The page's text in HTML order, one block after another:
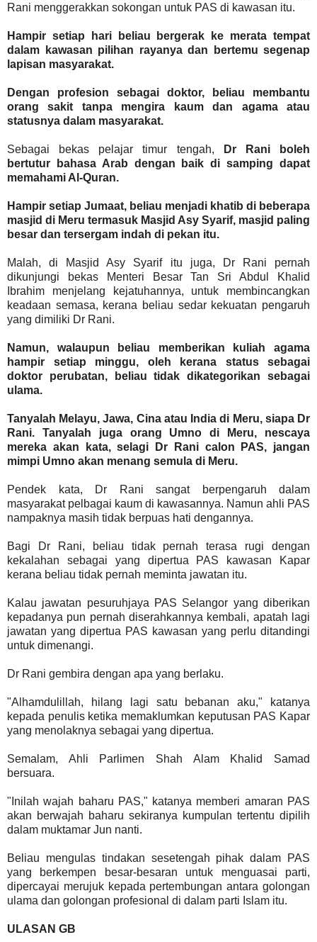
Rani menggerakkan sokongan untuk PAS di kawasan itu.
Hampir setiap hari beliau bergerak ke merata tempat
dalam kawasan pilihan rayanya dan bertemu segenap
lapisan masyarakat.
Dengan profesion sebagai doktor, beliau membantu
orang sakit tanpa mengira kaum dan agama atau
statusnya dalam masyarakat.
Sebagai bekas pelajar timur tengah,
Dr Rani boleh
bertutur bahasa Arab dengan baik di samping dapat
memahami Al-Quran.
Hampir setiap Jumaat, beliau menjadi khatib di beberapa
masjid di Meru termasuk Masjid Asy Syarif, masjid paling
besar dan tersergam indah di pekan itu.
Malah, di Masjid Asy Syarif itu juga, Dr Rani pernah
dikunjungi bekas Menteri Besar Tan Sri Abdul Khalid
Ibrahim menjelang kejatuhannya, untuk membincangkan
keadaan semasa, kerana beliau sedar kekuatan pengaruh
yang dimiliki Dr Rani.
Namun, walaupun beliau memberikan kuliah agama
hampir setiap minggu, oleh kerana status sebagai
doktor perubatan, beliau tidak dikategorikan sebagai
ulama.
Tanyalah Melayu, Jawa, Cina atau India di Meru, siapa Dr
Rani. Tanyalah juga orang Umno di Meru, nescaya
mereka akan kata, selagi Dr Rani calon PAS, jangan
mimpi Umno akan menang semula di Meru.
Pendek kata, Dr Rani sangat berpengaruh dalam
masyarakat pelbagai kaum di kawasannya. Namun ahli PAS
nampaknya masih tidak berpuas hati dengannya.
Bagi Dr Rani, beliau tidak pernah terasa rugi dengan
kekalahan sebagai yang dipertua PAS kawasan Kapar
kerana beliau tidak pernah meminta jawatan itu.
Kalau jawatan pesuruhjaya PAS Selangor yang diberikan
kepadanya pun pernah diserahkannya kembali, apatah lagi
jawatan yang dipertua PAS kawasan yang perlu ditandingi
untuk dimenangi.
Dr Rani gembira dengan apa yang berlaku.
"Alhamdulillah, hilang lagi satu bebanan aku," katanya
kepada penulis ketika memaklumkan keputusan PAS Kapar
yang menolaknya sebagai yang dipertua.
Semalam, Ahli Parlimen Shah Alam Khalid Samad
bersuara.
"Inilah wajah baharu PAS," katanya memberi amaran PAS
akan berwajah baharu sekiranya kumpulan tertentu dipilih
dalam muktamar Jun nanti.
Beliau mengulas tindakan sesetengah pihak dalam PAS
yang berkempen besar-besaran untuk menguasai parti,
dipercayai merujuk kepada pertembungan antara golongan
ulama dan golongan profesional di dalam parti Islam itu.
ULASAN GB